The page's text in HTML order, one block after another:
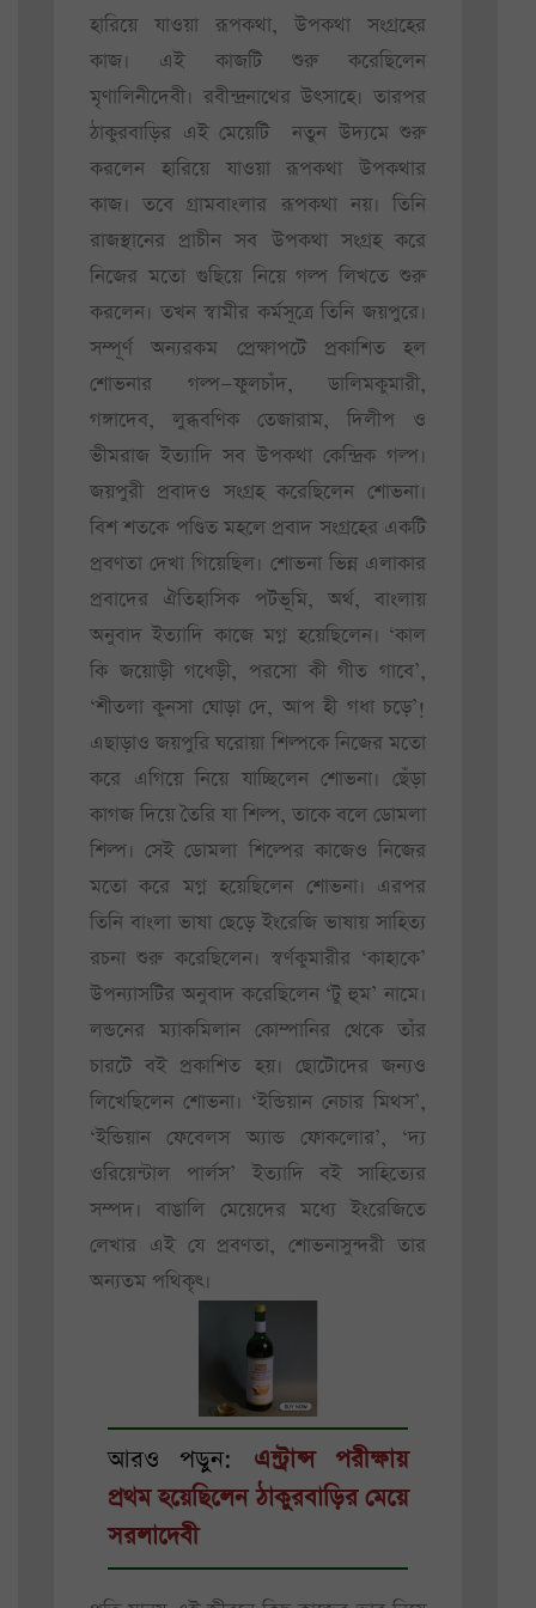
হারিয়ে যাওয়া রূপকথা, উপকথা সংগ্রহের
কাজ। এই কাজটি শুরু করেছিলেন
মৃণালিনীদেবী। রবীন্দ্রনাথের উৎসাহে। তারপর
ঠাকুরবাড়ির এই মেয়েটি নতুন উদ্যমে শুরু
করলেন হারিয়ে যাওয়া রূপকথা উপকথার
কাজ। তবে গ্রামবাংলার রূপকথা নয়। তিনি
রাজস্থানের প্রাচীন সব উপকথা সংগ্রহ করে
নিজের মতো গুছিয়ে নিয়ে গল্প লিখতে শুরু
করলেন। তখন স্বামীর কর্মসূত্রে তিনি জয়পুরে।
সম্পূর্ণ অন্যরকম প্রেক্ষাপটে প্রকাশিত হল
শোভনার গল্প—ফুলচাঁদ, ডালিমকুমারী,
গঙ্গাদেব, লুব্ধবণিক তেজারাম, দিলীপ ও
ভীমরাজ ইত্যাদি সব উপকথা কেন্দ্রিক গল্প।
জয়পুরী প্রবাদও সংগ্রহ করেছিলেন শোভনা।
বিশ শতকে পণ্ডিত মহলে প্রবাদ সংগ্রহের একটি
প্রবণতা দেখা গিয়েছিল। শোভনা ভিন্ন এলাকার
প্রবাদের ঐতিহাসিক পটভূমি, অর্থ, বাংলায়
অনুবাদ ইত্যাদি কাজে মগ্ন হয়েছিলেন। ‘কাল
কি জয়োড়ী গধেড়ী, পরসো কী গীত গাবে’,
‘শীতলা কুনসা ঘোড়া দে, আপ হী গধা চড়ে’!
এছাড়াও জয়পুরি ঘরোয়া শিল্পকে নিজের মতো
করে এগিয়ে নিয়ে যাচ্ছিলেন শোভনা। ছেঁড়া
কাগজ দিয়ে তৈরি যা শিল্প, তাকে বলে ডোমলা
শিল্প। সেই ডোমলা শিল্পের কাজেও নিজের
মতো করে মগ্ন হয়েছিলেন শোভনা। এরপর
তিনি বাংলা ভাষা ছেড়ে ইংরেজি ভাষায় সাহিত্য
রচনা শুরু করেছিলেন। স্বর্ণকুমারীর ‘কাহাকে’
উপন্যাসটির অনুবাদ করেছিলেন ‘টু হুম’ নামে।
লন্ডনের ম্যাকমিলান কোম্পানির থেকে তাঁর
চারটে বই প্রকাশিত হয়। ছোটোদের জন্যও
লিখেছিলেন শোভনা। ‘ইন্ডিয়ান নেচার মিথস’,
‘ইন্ডিয়ান ফেবেলস অ্যান্ড ফোকলোর’, ‘দ্য
ওরিয়েন্টাল পার্লস’ ইত্যাদি বই সাহিত্যের
সম্পদ। বাঙালি মেয়েদের মধ্যে ইংরেজিতে
লেখার এই যে প্রবণতা, শোভনাসুন্দরী তার
অন্যতম পথিকৃৎ।
আরও পড়ুন: এন্ট্রান্স পরীক্ষায়
প্রথম হয়েছিলেন ঠাকুরবাড়ির মেয়ে
সরলাদেবী